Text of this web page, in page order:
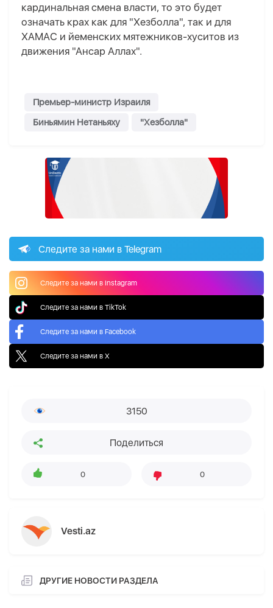
кардинальная смена власти, то это будет
означать крах как для "Хезболла", так и для
ХАМАС и йеменских мятежников-хуситов из
движения "Ансар Аллах".
Премьер-министр Израиля
Биньямин Нетаньяху
"Хезболла"
Следите за нами в Telegram
Следите за нами в Instagram
Следите за нами в TikTok
Следите за нами в Facebook
Следите за нами в X
3150
Поделиться
0 0
Vesti.az
ДРУГИЕ НОВОСТИ РАЗДЕЛА